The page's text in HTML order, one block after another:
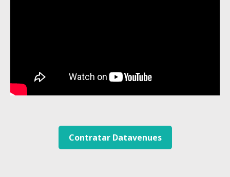
Contratar Datavenues